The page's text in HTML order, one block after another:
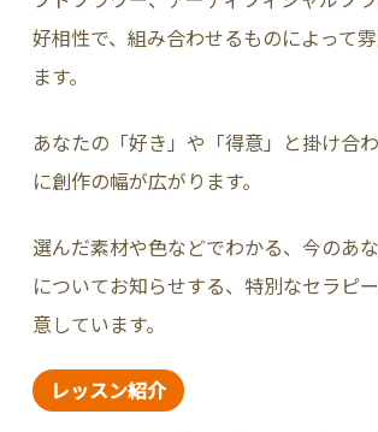
好相性で、組み合わせるものによって
ます。
あなたの「好き」や「得意」と掛け合
に創作の幅が広がります。
選んだ素材や色などでわかる、今のあ
についてお知らせする、特別なセラピ
意しています。
レッスン紹介